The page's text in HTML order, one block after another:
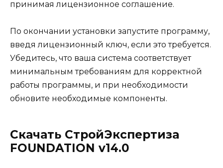
принимая лицензионное соглашение.
По окончании установки запустите программу,
введя лицензионный ключ, если это требуется.
Убедитесь, что ваша система соответствует
минимальным требованиям для корректной
работы программы, и при необходимости
обновите необходимые компоненты.
Скачать СтройЭкспертиза
FOUNDATION v14.0